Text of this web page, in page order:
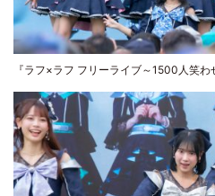
『ラフ×ラフ フリーライブ～1500人笑わ